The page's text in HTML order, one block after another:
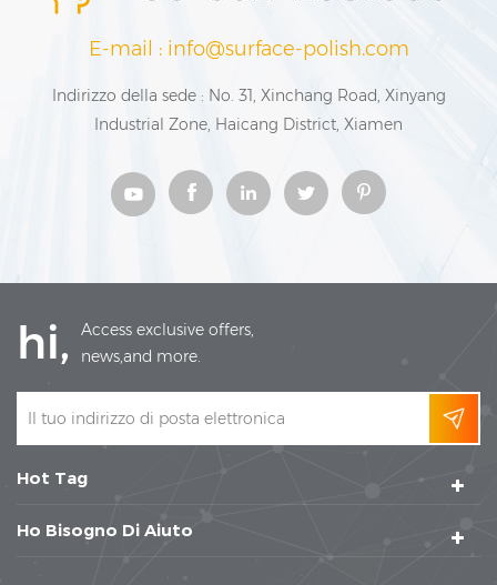
E-mail : info@surface-polish.com
Indirizzo della sede : No. 31, Xinchang Road, Xinyang
Industrial Zone, Haicang District, Xiamen
hi,
Access exclusive offers,
news,and more.
Hot Tag
Ho Bisogno Di Aiuto